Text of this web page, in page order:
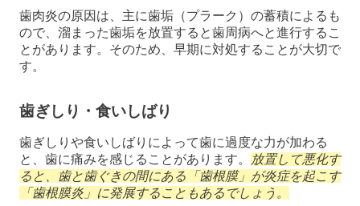
歯肉炎の原因は、主に歯垢（プラーク）の蓄積によるも
ので、溜まった歯垢を放置すると歯周病へと進行するこ
とがあります。そのため、早期に対処することが大切で
す。
歯ぎしり・食いしばり
歯ぎしりや食いしばりによって歯に過度な力が加わる
と、歯に痛みを感じることがあります。
放置して悪化す
ると、歯と歯ぐきの間にある「歯根膜」が炎症を起こす
「歯根膜炎」に発展することもあるでしょう。